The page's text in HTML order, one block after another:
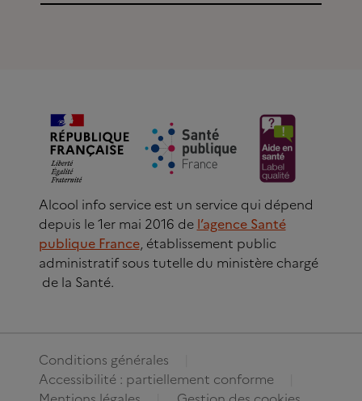
Alcool info service est un service qui dépend
depuis le 1er mai 2016 de l’agence Santé
publique France, établissement public
administratif sous tutelle du ministère chargé
de la Santé.
Conditions générales
Accessibilité : partiellement conforme